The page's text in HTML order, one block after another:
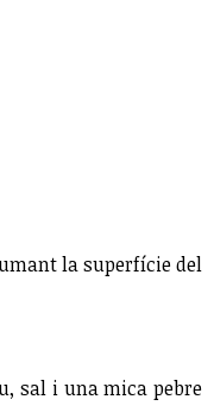
la superfície del
sal i una mica pebre